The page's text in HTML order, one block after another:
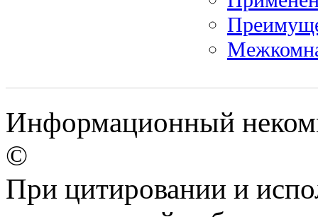
Информационный
©
При цитировании и